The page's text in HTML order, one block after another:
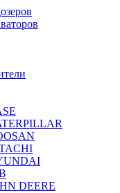
DEERE